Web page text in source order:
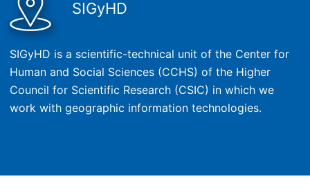
SIGyHD
SIGyHD is a scientific-technical unit of the Center for
Human and Social Sciences (CCHS) of the Higher
Council for Scientific Research (CSIC) in which we
work with geographic information technologies.